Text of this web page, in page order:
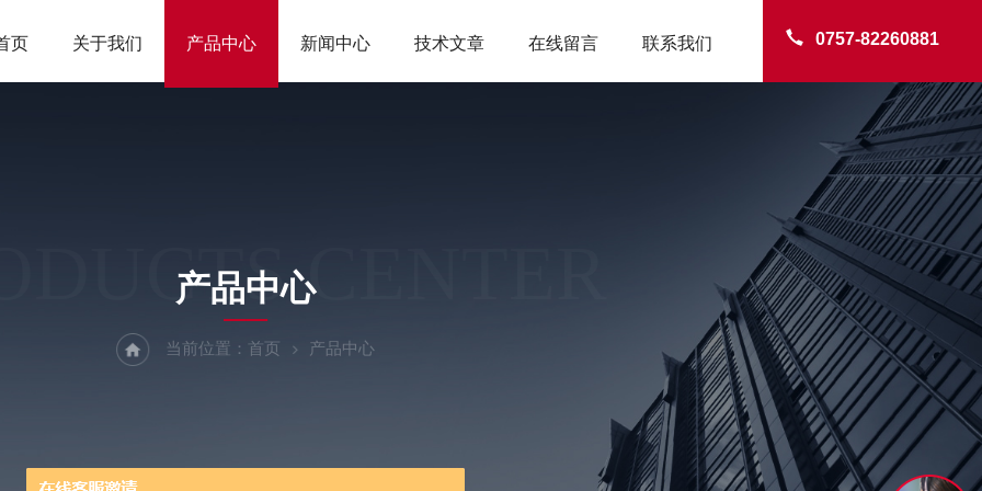
0757-82260881
页 关于我们 产品中心 新闻中心 技术文章 在线留言 联系我们
CENTER
产品中心
当前位置： 首页 产品中心